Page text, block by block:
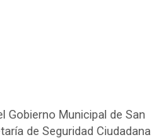
Gobierno Municipal de San
de Seguridad Ciudadana